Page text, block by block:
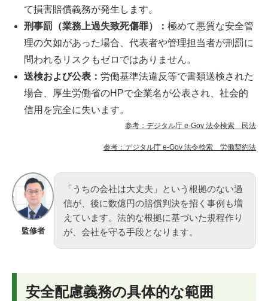
て損害賠償義務が発生します。
刑事罰（業務上過失致死傷罪）： 極めて悪質な安全管
理の欠如があった場合、代表者や管理担当者が刑罰に
問われるリスクもゼロではありません。
送検および公表： 労働基準法違反等で書類送検された
場合、厚生労働省のHPで企業名が公表され、社会的
信用を完全に失います。
参考：デジタル庁 e-Gov 法令検索 民法
参考：デジタル庁 e-Gov 法令検索 労働契約法
監修者
「うちの会社は大丈夫」という根拠のない過
信が、後に数億円の賠償判決を招く事例も増
えています。法的な根拠に基づいた規程作り
が、会社を守る手段となります。
安全配慮義務の具体的な範囲